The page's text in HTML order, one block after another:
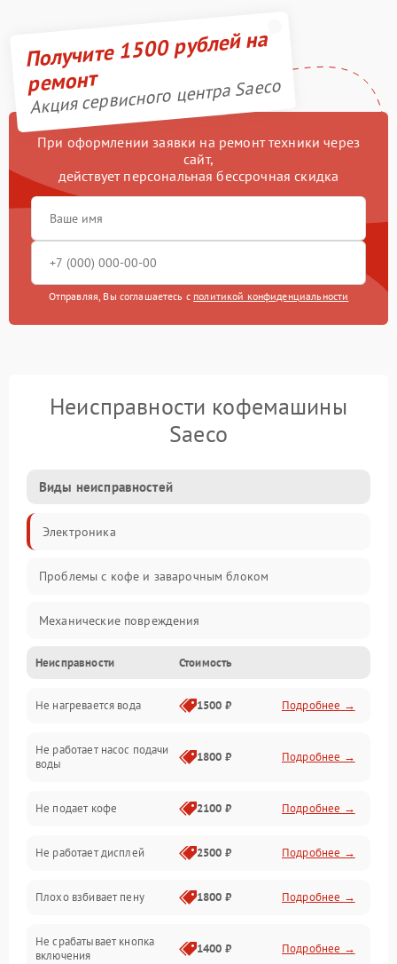
Получите 1500 рублей на
ремонт
Акция сервисного центра Saeco
При оформлении заявки на ремонт техники через
сайт,
действует персональная бессрочная скидка
Отправляя, Вы соглашаетесь с политикой конфиденциальности
Неисправности кофемашины
Saeco
Виды неисправностей
Электроника
Проблемы с кофе и заварочным блоком
Механические повреждения
Прочие неисправности
Включение и работа
Проблемы с водой
Неисправности Стоимость
Не нагревается вода 1500 ₽ Подробнее →
Не работает насос подачи
воды
1800 ₽ Подробнее →
Не подает кофе 2100 ₽ Подробнее →
Не работает дисплей 2500 ₽ Подробнее →
Плохо взбивает пену 1800 ₽ Подробнее →
Не срабатывает кнопка
включения
1400 ₽ Подробнее →